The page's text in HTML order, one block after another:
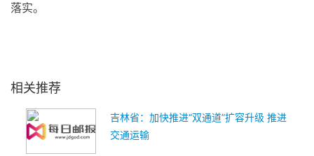
落实。
相关推荐
吉林省：加快推进“双通道”扩容升级 推进
交通运输